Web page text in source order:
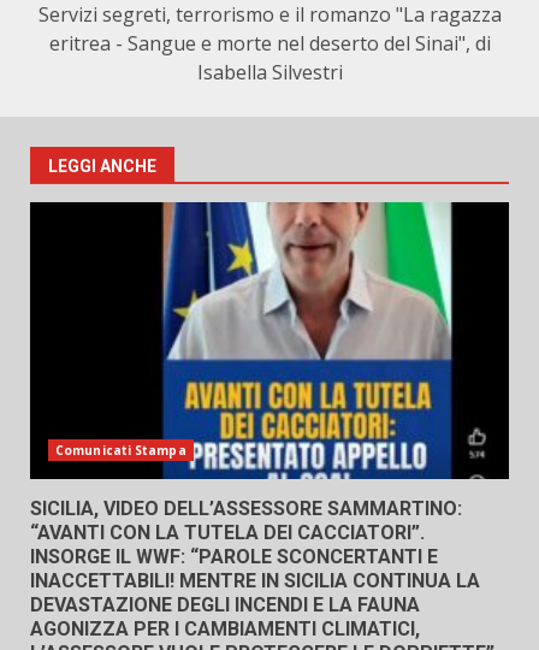
Servizi segreti, terrorismo e il romanzo "La ragazza
eritrea - Sangue e morte nel deserto del Sinai", di
Isabella Silvestri
LEGGI ANCHE
Comunicati Stampa
SICILIA, VIDEO DELL’ASSESSORE SAMMARTINO:
“AVANTI CON LA TUTELA DEI CACCIATORI”.
INSORGE IL WWF: “PAROLE SCONCERTANTI E
INACCETTABILI! MENTRE IN SICILIA CONTINUA LA
DEVASTAZIONE DEGLI INCENDI E LA FAUNA
AGONIZZA PER I CAMBIAMENTI CLIMATICI,